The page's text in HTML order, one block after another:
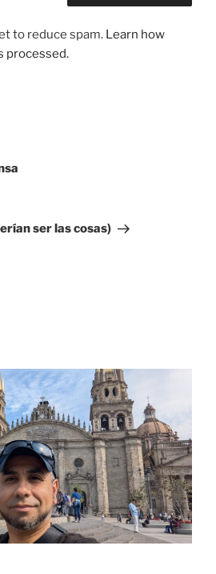
to reduce spam. Learn how
processed.
ser las cosas)